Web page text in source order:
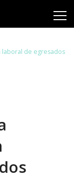
laboral de egresados